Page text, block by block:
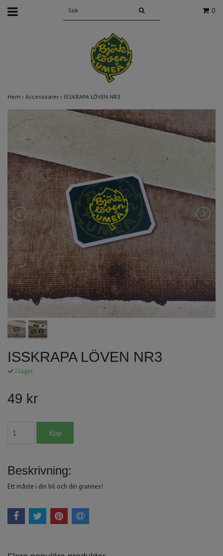
0
Hem › Accessoarer › ISSKRAPA LÖVEN NR3
ISSKRAPA LÖVEN NR3
I lager.
49 kr
Beskrivning:
Ett måste i din bil och din grannes!